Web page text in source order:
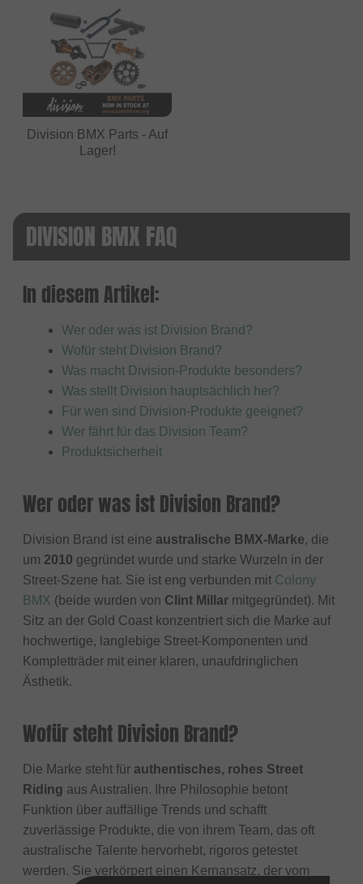
Division BMX Parts - Auf
Lager!
DIVISION BMX FAQ
In diesem Artikel:
Wer oder was ist Division Brand?
Wofür steht Division Brand?
Was macht Division-Produkte besonders?
Was stellt Division hauptsächlich her?
Für wen sind Division-Produkte geeignet?
Wer fährt für das Division Team?
Produktsicherheit
Wer oder was ist Division Brand?
Division Brand ist eine australische BMX-Marke, die
um 2010 gegründet wurde und starke Wurzeln in der
Street-Szene hat. Sie ist eng verbunden mit Colony
BMX (beide wurden von Clint Millar mitgegründet). Mit
Sitz an der Gold Coast konzentriert sich die Marke auf
hochwertige, langlebige Street-Komponenten und
Kompletträder mit einer klaren, unaufdringlichen
Ästhetik.
Wofür steht Division Brand?
Die Marke steht für authentisches, rohes Street
Riding aus Australien. Ihre Philosophie betont
Funktion über auffällige Trends und schafft
zuverlässige Produkte, die von ihrem Team, das oft
australische Talente hervorhebt, rigoros getestet
werden. Sie verkörpert einen Kernansatz, der vom